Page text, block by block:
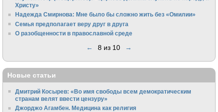
Христу»
Надежда Смирнова: Мне было бы сложно жить без «Омилии»
Семья предполагает веру друг в друга
О разобщенности в православной среде
← 8 из 10 →
Новые статьи
Дмитрий Косырев: «Во имя свободы всем демократическим
странам велят ввести цензуру»
Джорджо Агамбен. Медицина как религия